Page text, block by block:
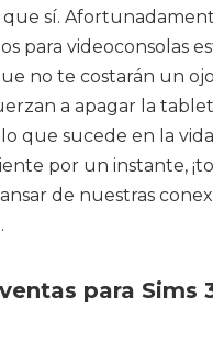
que sí.
para videoconsolas
no te costarán un
a apagar la
que sucede en la
por un instante,
de nuestras
para Sims